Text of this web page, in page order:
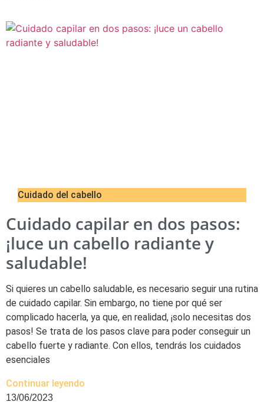
Cuidado del cabello
Cuidado capilar en dos pasos:
¡luce un cabello radiante y
saludable!
Si quieres un cabello saludable, es necesario seguir una rutina
de cuidado capilar. Sin embargo, no tiene por qué ser
complicado hacerla, ya que, en realidad, ¡solo necesitas dos
pasos! Se trata de los pasos clave para poder conseguir un
cabello fuerte y radiante. Con ellos, tendrás los cuidados
esenciales
Continuar leyendo
13/06/2023